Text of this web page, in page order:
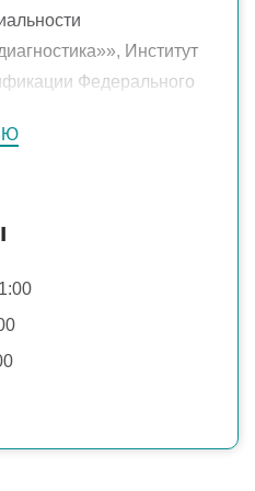
в полости малого
труб
перенесенных
Институт
Федерального